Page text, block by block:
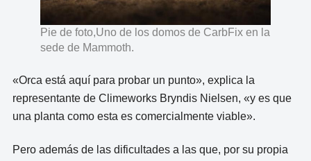
Pie de foto,Uno de los domos de CarbFix en la
sede de Mammoth.
«Orca está aquí para probar un punto», explica la
representante de Climeworks Bryndis Nielsen, «y es que
una planta como esta es comercialmente viable».
Pero además de las dificultades a las que, por su propia